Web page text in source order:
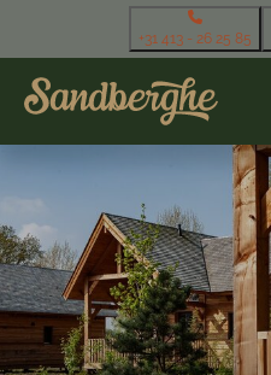
+31 413 - 26 25 85